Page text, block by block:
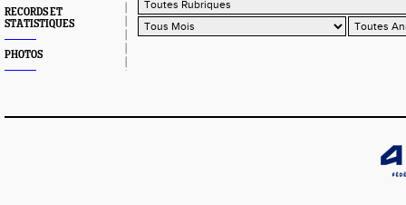
RECORDS ET
STATISTIQUES
PHOTOS